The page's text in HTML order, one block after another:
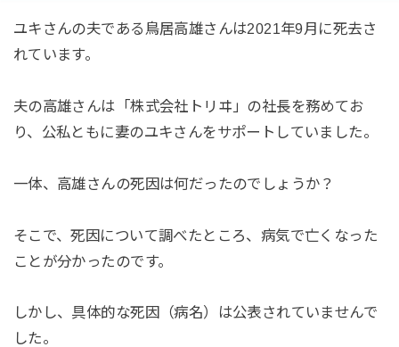
ユキさんの夫である鳥居高雄さんは2021年9月に死去さ
れています。
夫の高雄さんは「株式会社トリヰ」の社長を務めてお
り、公私ともに妻のユキさんをサポートしていました。
一体、高雄さんの死因は何だったのでしょうか？
そこで、死因について調べたところ、病気で亡くなった
ことが分かったのです。
しかし、具体的な死因（病名）は公表されていませんで
した。